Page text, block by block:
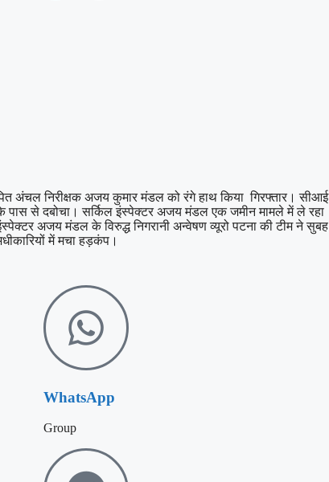
अंचल निरीक्षक अजय कुमार मंडल को रंगे हाथ किया गिरफ्तार। सीआई
से दबोचा। सर्किल इंस्पेक्टर अजय मंडल एक जमीन मामले में ले रहा
अजय मंडल के विरुद्ध निगरानी अन्वेषण व्यूरो पटना की टीम ने सुबह
में मचा हड़कंप।
WhatsApp
Group